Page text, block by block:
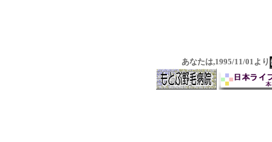
あなたは,1995/11/01より